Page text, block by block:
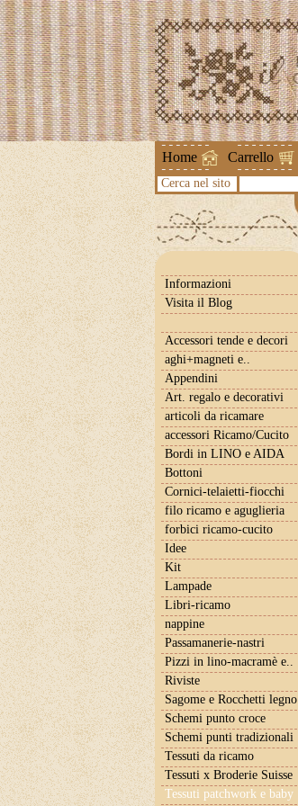
Home Carrello
Cerca nel sito
Informazioni
Visita il Blog
Accessori tende e decori
aghi+magneti e..
Appendini
Art. regalo e decorativi
articoli da ricamare
accessori Ricamo/Cucito
Bordi in LINO e AIDA
Bottoni
Cornici-telaietti-fiocchi
filo ricamo e aguglieria
forbici ricamo-cucito
Idee
Kit
Lampade
Libri-ricamo
nappine
Passamanerie-nastri
Pizzi in lino-macramè e..
Riviste
Sagome e Rocchetti legno
Schemi punto croce
Schemi punti tradizionali
Tessuti da ricamo
Tessuti x Broderie Suisse
Tessuti patchwork e baby